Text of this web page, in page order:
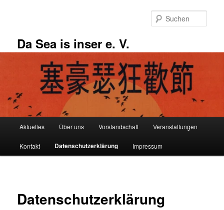
Da Sea is inser e. V.
Aktuelles Über uns Vorstandschaft Veranstaltungen
Kontakt Datenschutzerklärung Impressum
Datenschutzerklärung